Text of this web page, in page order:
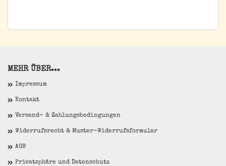
MEHR ÜBER...
Impressum
Kontakt
Versand- & Zahlungsbedingungen
Widerrufsrecht & Muster-Widerrufsformular
AGB
Privatsphäre und Datenschutz